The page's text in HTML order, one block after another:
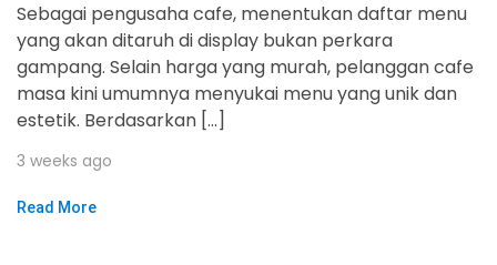
Sebagai pengusaha cafe, menentukan daftar menu
yang akan ditaruh di display bukan perkara
gampang. Selain harga yang murah, pelanggan cafe
masa kini umumnya menyukai menu yang unik dan
estetik. Berdasarkan […]
3 weeks ago
Read More